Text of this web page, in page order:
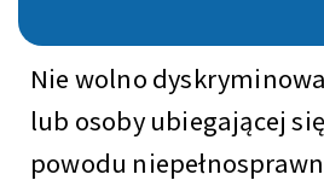
Nie wolno
lub osoby ubiegającej
powodu